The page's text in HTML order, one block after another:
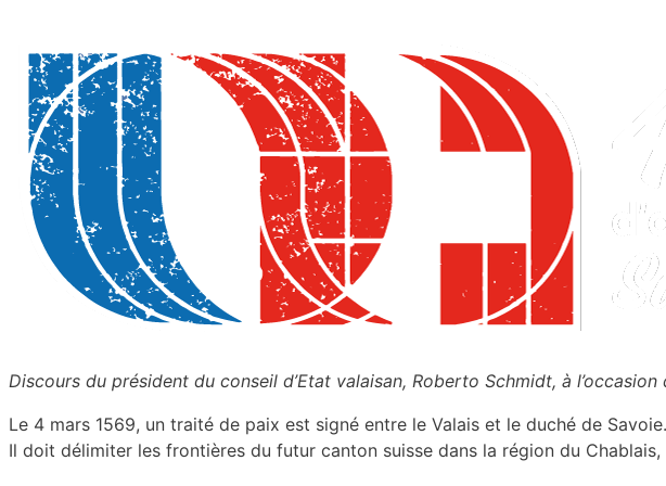
Discours du président du conseil d’Etat valaisan, Roberto Schmidt, à
Le 4 mars 1569, un traité de paix est signé entre le Valais et le duché de Savoie.
Il doit délimiter les frontières du futur canton suisse dans la région du Chablais,